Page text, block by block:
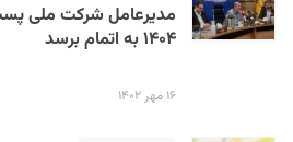
مدیرعامل شرکت ملی
۱۴۰۴ به اتمام برسد
۱۶ مهر ۱۴۰۲